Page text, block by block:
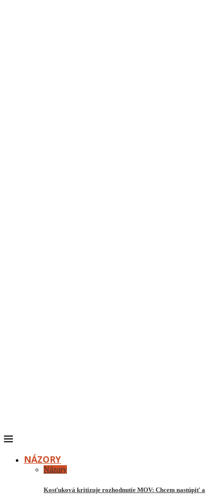
NÁZORY
Názory
Kosťuková kritizuje rozhodnutie MOV: Chcem nastúpiť a